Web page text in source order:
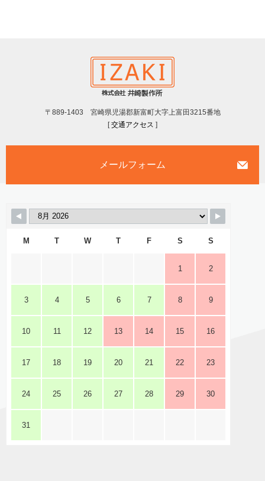
〒889-1403 宮崎県児湯郡新富町大字上富田3215番地
[交通アクセス ]
メールフォーム
M T W T F S S
1 2
3 4 5 6 7 8 9
10 11 12 13 14 15 16
17 18 19 20 21 22 23
24 25 26 27 28 29 30
31